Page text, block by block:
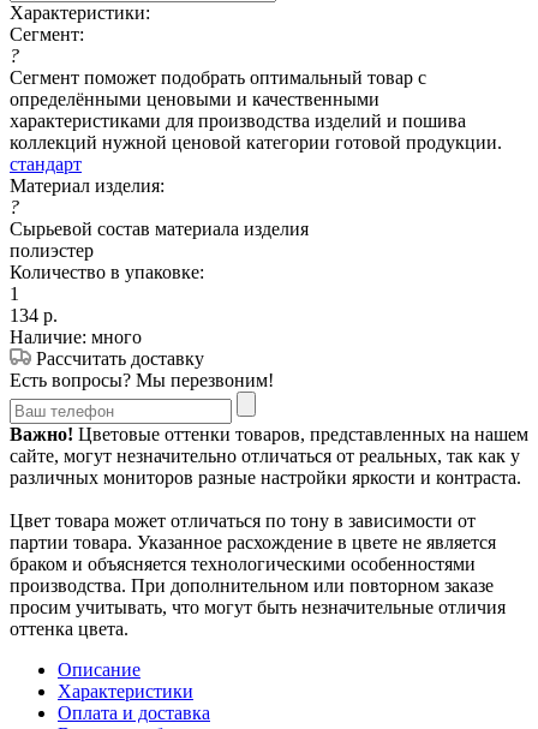
Характеристики:
Сегмент:
?
Сегмент поможет подобрать оптимальный товар с
определёнными ценовыми и качественными
характеристиками для производства изделий и пошива
коллекций нужной ценовой категории готовой продукции.
стандарт
Материал изделия:
?
Сырьевой состав материала изделия
полиэстер
Количество в упаковке:
1
134 р.
Наличие: много
Рассчитать доставку
Есть вопросы? Мы перезвоним!
Важно! Цветовые оттенки товаров, представленных на нашем
сайте, могут незначительно отличаться от реальных, так как у
различных мониторов разные настройки яркости и контраста.
Цвет товара может отличаться по тону в зависимости от
партии товара. Указанное расхождение в цвете не является
браком и объясняется технологическими особенностями
производства. При дополнительном или повторном заказе
просим учитывать, что могут быть незначительные отличия
оттенка цвета.
Описание
Характеристики
Оплата и доставка